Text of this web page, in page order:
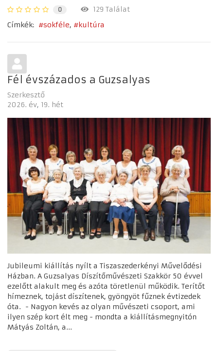
0
129 Találat
Címkék:
sokféle kultúra
Fél évszázados a Guzsalyas
Szerkesztő
2026. év 19. hét
Jubileumi kiállítás nyílt a Tiszaszederkényi Művelődési
Házban. A Guzsalyas Díszítőművészeti Szakkör 50 évvel
ezelőtt alakult meg és azóta töretlenül működik. Terítőt
hímeznek, tojást díszítenek, gyöngyöt fűznek évtizedek
óta. - Nagyon kevés az olyan művészeti csoport, ami
ilyen szép kort élt meg - mondta a kiállításmegnyitón
Mátyás Zoltán, a...